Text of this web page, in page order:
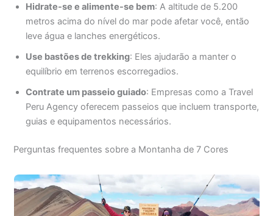
Hidrate-se e alimente-se bem: A altitude de 5.200
metros acima do nível do mar pode afetar você, então
leve água e lanches energéticos.
Use bastões de trekking: Eles ajudarão a manter o
equilíbrio em terrenos escorregadios.
Contrate um passeio guiado: Empresas como a Travel
Peru Agency oferecem passeios que incluem transporte,
guias e equipamentos necessários.
Perguntas frequentes sobre a Montanha de 7 Cores